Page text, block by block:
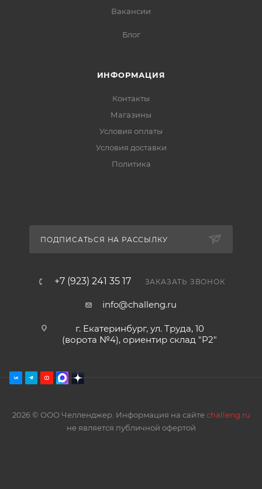
Вакансии
Блог
ИНФОРМАЦИЯ
Контакты
Магазины
Условия оплаты
Условия доставки
Политика
ПОДПИСАТЬСЯ НА РАССЫЛКУ
+7 (923) 241 35 17 ЗАКАЗАТЬ ЗВОНОК
info@challeng.ru
г. Екатеринбург, ул. Труда, 10
(ворота №4), ориентир склад "Р2"
2026 © ООО Челленджер. Информация на сайтеchalleng.ru
не является публичной офертой